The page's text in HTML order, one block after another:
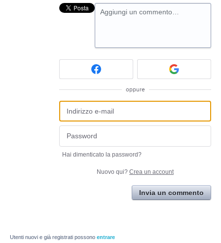
Aggiungi un commento…
oppure
Hai dimenticato la password?
Nuovo qui? Crea un account
Invia un commento
Utenti nuovi e già registrati possono entrare